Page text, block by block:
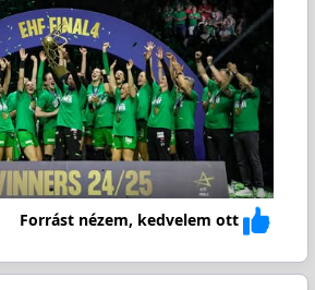
Forrást nézem, kedvelem ott